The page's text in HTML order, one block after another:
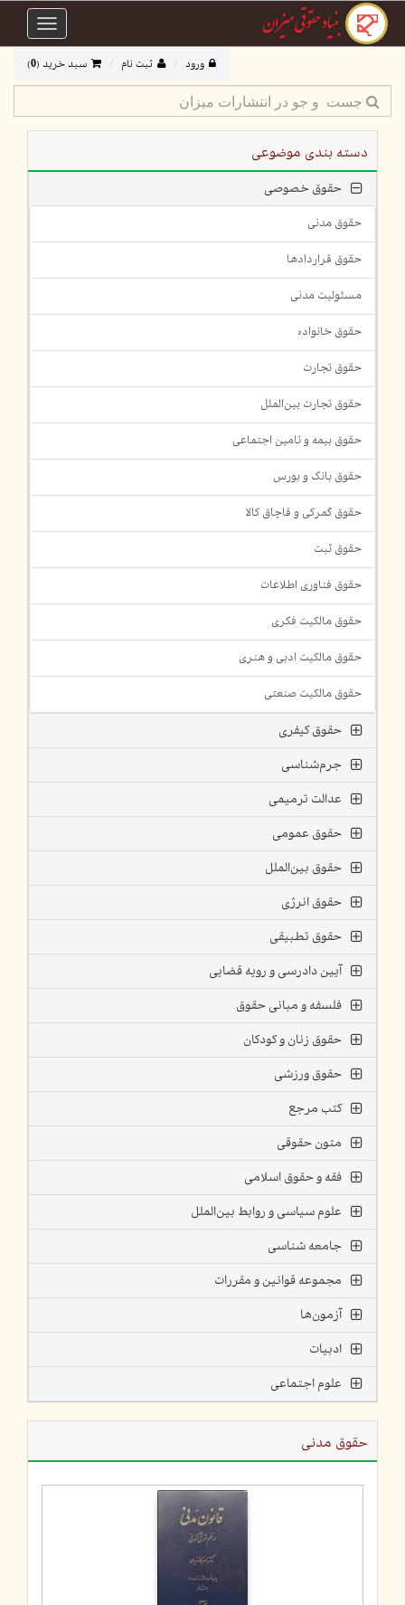
Toggle
ورود ثبت نام سبد خرید (0
)
دسته بندی موضوعی
حقوق خصوصی
حقوق مدنی
حقوق قراردادها
مسئولیت مدنی
حقوق خانواده
حقوق تجارت
حقوق تجارت بین‌الملل
حقوق بیمه و تامین اجتماعی
حقوق بانک و بورس
حقوق گمرکی و قاچاق کالا
حقوق ثبت
حقوق فناوری اطلاعات
حقوق مالکیت فکری
حقوق مالکیت ادبی و هنری
حقوق مالکیت صنعتی
حقوق کیفری
جرم‌شناسی
عدالت ترمیمی
حقوق عمومی
حقوق بین‌الملل
حقوق انرژی
حقوق تطبیقی
آیین دادرسی و رویه قضایی
فلسفه و مبانی حقوق
حقوق زنان و کودکان
حقوق ورزشی
کتب مرجع
متون حقوقی
فقه و حقوق اسلامی
علوم سیاسی و روابط بین‌الملل
جامعه شناسی
مجموعه قوانین و مقررات
آزمون‌ها
ادبیات
علوم اجتماعی
حقوق مدنی